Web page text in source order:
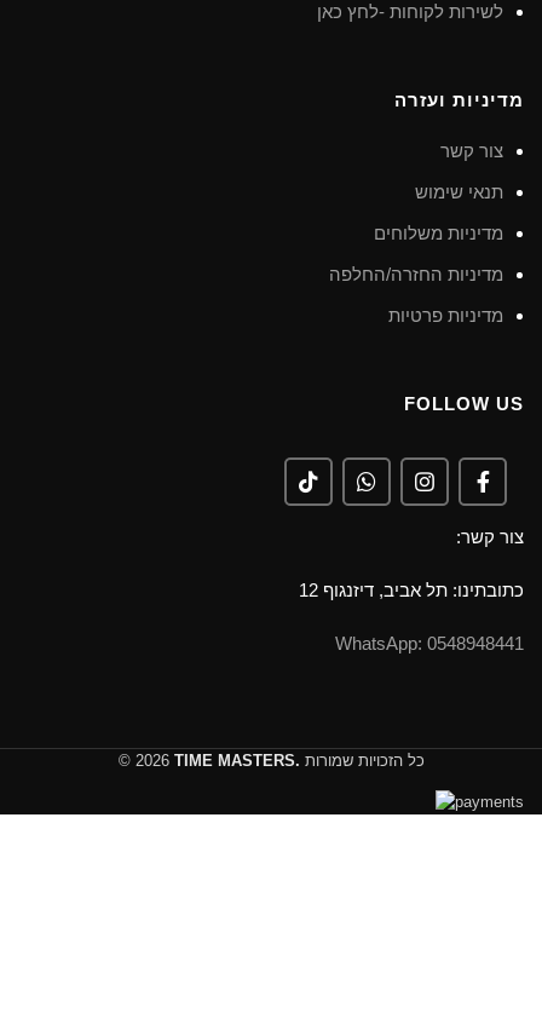
לשירות לקוחות -לחץ כאן
מדיניות ועזרה
צור קשר
תנאי שימוש
מדיניות משלוחים
מדיניות החזרה/החלפה
מדיניות פרטיות
FOLLOW US
צור קשר:
כתובתינו: תל אביב, דיזנגוף 12
0548948441 :WhatsApp
© 2026 TIME MASTERS. כל הזכויות שמורות